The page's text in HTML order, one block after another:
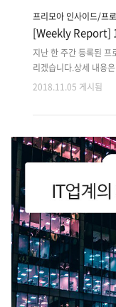
프리모아 인사이드/프
[Weekly Report]
지난 한 주간 등록된
리겠습니다.상세 내용
후 확인 가능합니다. 지
세요!! 1. 자동차 수출
JAVA 개발자4. 목적에
개발5. ASP.NET 기
API 기반 부동산 정보
태관리 웹 6개월 유지
2018.11.05 게시됨